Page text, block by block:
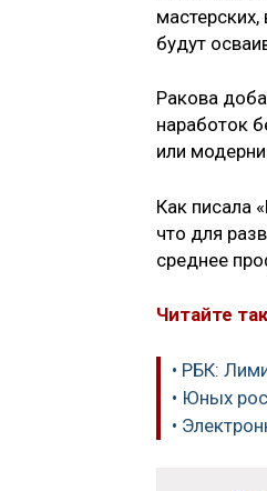
будут
Ракова
наработок
или
Как писала
что для
среднее
Читайте
• РБК:
• Юных
•